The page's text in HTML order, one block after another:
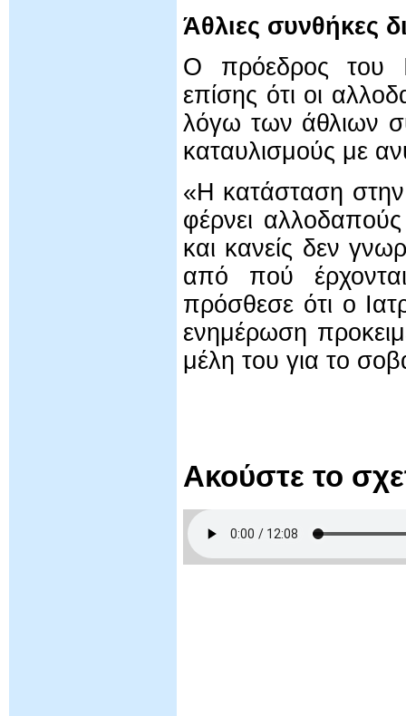
Άθλιες συνθήκες
Ο πρόεδρος του
επίσης ότι οι
λόγω των άθλιων
καταυλισμούς με
«Η κατάσταση στην
φέρνει
και κανείς δεν
από πού
πρόσθεσε ότι ο
ενημέρωση
μέλη του για το
Ακούστε το